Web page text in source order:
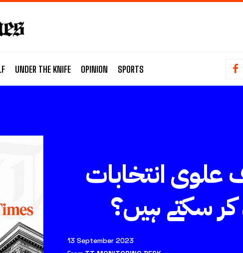
UNDER THE KNIFE OPINION SPORTS
علوی انتخابات
کر سکتے ہیں؟
13 September 2023